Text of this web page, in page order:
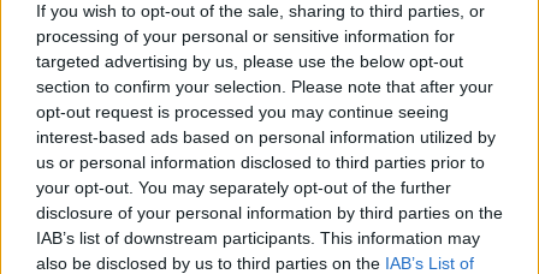
If you wish to opt-out of the sale, sharing to third parties, or
processing of your personal or sensitive information for
targeted advertising by us, please use the below opt-out
section to confirm your selection. Please note that after your
opt-out request is processed you may continue seeing
interest-based ads based on personal information utilized by
us or personal information disclosed to third parties prior to
your opt-out. You may separately opt-out of the further
disclosure of your personal information by third parties on the
IAB’s list of downstream participants. This information may
also be disclosed by us to third parties on the IAB’s List of
painonpudotuksestaan: ”Yritin
kaikkea”